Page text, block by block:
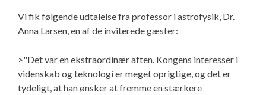
Vi fik følgende udtalelse fra professor i astrofysik, Dr.
Anna Larsen, en af de inviterede gæster:
>"Det var en ekstraordinær aften. Kongens interesser i
videnskab og teknologi er meget oprigtige, og det er
tydeligt, at han ønsker at fremme en stærkere